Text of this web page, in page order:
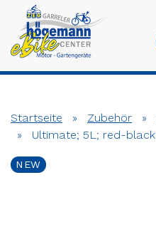
Startseite » Zubehör »
»
Ultimate; 5L; red-black
NEW